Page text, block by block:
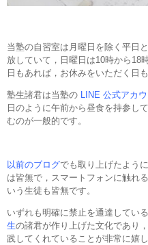
当塾の自習室は月曜日を除く平日
放していて，日曜日は10時から18
日もあれば，お休みをいただく日も
塾生諸君は当塾の LINE 公式アカウ
日のように午前から昼食を持参し
むのが一般的です。
以前のブログでも取り上げたよう
は皆無で，スマートフォンに触れ
いう生徒も皆無です。
いずれも明確に禁止を通達してい
生の諸君が作り上げた文化であり
践してくれていることが非常に嬉し